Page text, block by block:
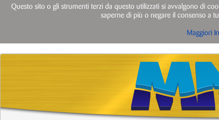
Questo sito o gli strumenti terzi da questo utilizzati si avvalgono di
saperne di più o negare il consenso a
Maggiori